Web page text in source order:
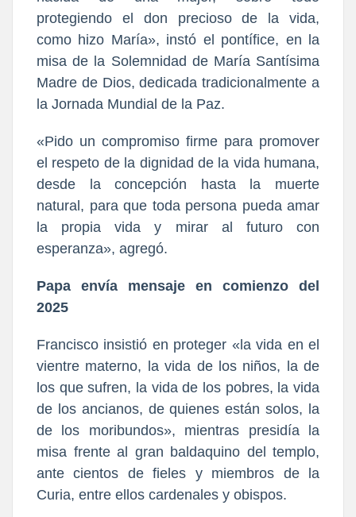
protegiendo el don precioso de la vida,
como hizo María», instó el pontífice, en la
misa de la Solemnidad de María Santísima
Madre de Dios, dedicada tradicionalmente a
la Jornada Mundial de la Paz.
«Pido un compromiso firme para promover
el respeto de la dignidad de la vida humana,
desde la concepción hasta la muerte
natural, para que toda persona pueda amar
la propia vida y mirar al futuro con
esperanza», agregó.
Papa envía mensaje en comienzo del
2025
Francisco insistió en proteger «la vida en el
vientre materno, la vida de los niños, la de
los que sufren, la vida de los pobres, la vida
de los ancianos, de quienes están solos, la
de los moribundos», mientras presidía la
misa frente al gran baldaquino del templo,
ante cientos de fieles y miembros de la
Curia, entre ellos cardenales y obispos.